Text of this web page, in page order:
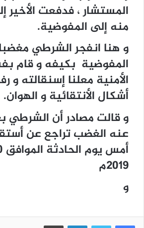
المستشار ، فدفعت الأخير
منه إلى المفوضية.
و هنا انفجر الشرطي
المفوضية بكيفه و قام
الأمنية معلنا إسنقالته و
أشكال الأنتقائية و الهوان.
و قالت مصادر أن
عنه الغضب تراجع عن
2019م
و
فيسبوك تويتر لينكدإن طباعة